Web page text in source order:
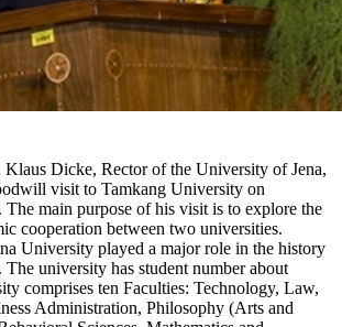
Dicke, Rector of the University of Jena,
visit to Tamkang University on
The main purpose of his visit is to explore the
cooperation between two universities.
University played a major role in the history
university has student number about
comprises ten Faculties: Technology, Law,
Administration, Philosophy (Arts and